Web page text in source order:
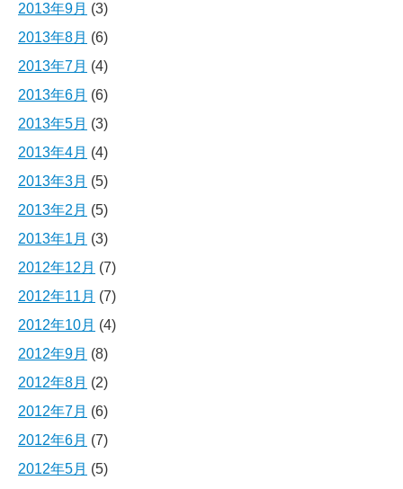
2013年9月 (3)
2013年8月 (6)
2013年7月 (4)
2013年6月 (6)
2013年5月 (3)
2013年4月 (4)
2013年3月 (5)
2013年2月 (5)
2013年1月 (3)
2012年12月 (7)
2012年11月 (7)
2012年10月 (4)
2012年9月 (8)
2012年8月 (2)
2012年7月 (6)
2012年6月 (7)
2012年5月 (5)